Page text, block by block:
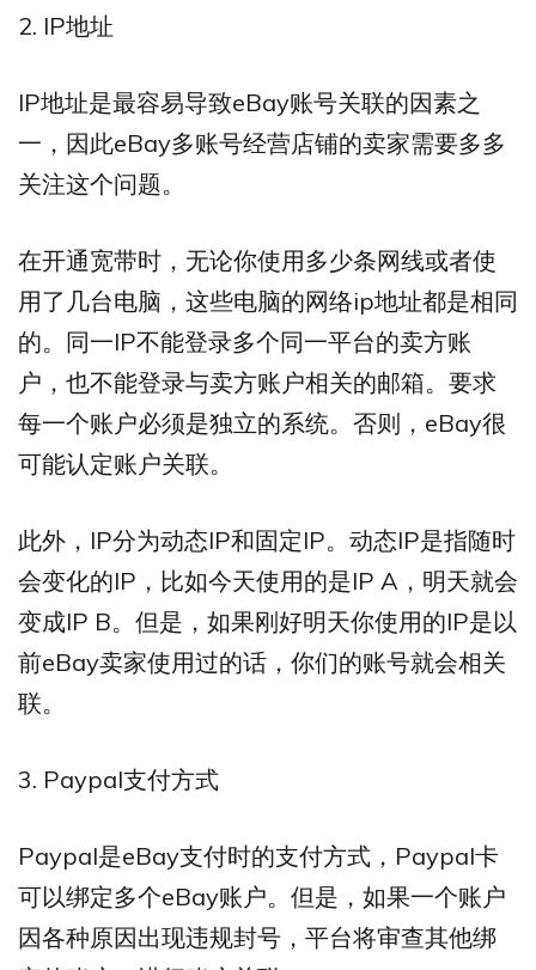
2. IP地址
IP地址是最容易导致eBay账号关联的因素之
一，因此eBay多账号经营店铺的卖家需要多多
关注这个问题。
在开通宽带时，无论你使用多少条网线或者使
用了几台电脑，这些电脑的网络ip地址都是相同
的。同一IP不能登录多个同一平台的卖方账
户，也不能登录与卖方账户相关的邮箱。要求
每一个账户必须是独立的系统。否则，eBay很
可能认定账户关联。
此外，IP分为动态IP和固定IP。动态IP是指随时
会变化的IP，比如今天使用的是IP A，明天就会
变成IP B。但是，如果刚好明天你使用的IP是以
前eBay卖家使用过的话，你们的账号就会相关
联。
3. Paypal支付方式
Paypal是eBay支付时的支付方式，Paypal卡
可以绑定多个eBay账户。但是，如果一个账户
因各种原因出现违规封号，平台将审查其他绑